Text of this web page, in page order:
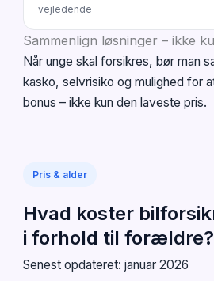
vejledende
Sammenlign løsninger – ikke
Når unge skal forsikres, bør man
kasko, selvrisiko og mulighed for
bonus – ikke kun den laveste pris.
Pris & alder
Hvad koster
i forhold til forældre?
Senest opdateret: januar 2026